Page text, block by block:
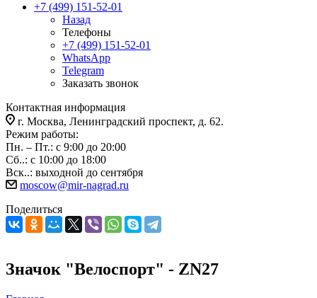
+7 (499) 151-52-01
Назад
Телефоны
+7 (499) 151-52-01
WhatsApp
Telegram
Заказать звонок
Контактная информация
г. Москва, Ленинградский проспект, д. 62.
Режим работы:
Пн. – Пт.: с 9:00 до 20:00
Сб..: с 10:00 до 18:00
Вск..: выходной до сентября
moscow@mir-nagrad.ru
Поделиться
Значок "Велоспорт" - ZN27